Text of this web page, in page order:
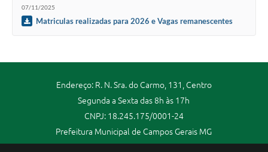
07/11/2025
Matriculas realizadas para 2026 e Vagas remanescentes
Endereço: R. N. Sra. do Carmo, 131, Centro
Segunda a Sexta das 8h às 17h
CNPJ: 18.245.175/0001-24
Prefeitura Municipal de Campos Gerais MG